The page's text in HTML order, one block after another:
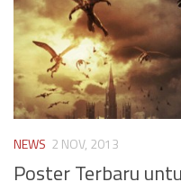
NEWS 2 NOV, 2013
Poster Terbaru